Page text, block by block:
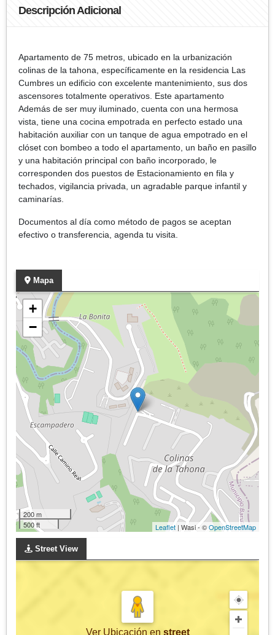
Descripción Adicional
Apartamento de 75 metros, ubicado en la urbanización
colinas de la tahona, específicamente en la residencia Las
Cumbres un edificio con excelente mantenimiento, sus dos
ascensores totalmente operativos. Este apartamento
Además de ser muy iluminado, cuenta con una hermosa
vista, tiene una cocina empotrada en perfecto estado una
habitación auxiliar con un tanque de agua empotrado en el
clóset con bombeo a todo el apartamento, un baño en pasillo
y una habitación principal con baño incorporado, le
corresponden dos puestos de Estacionamiento en fila y
techados, vigilancia privada, un agradable parque infantil y
caminarías.
Documentos al día como método de pagos se aceptan
efectivo o transferencia, agenda tu visita.
Mapa
+
−
200 m
500 ft
Leaflet | Wasi - ©OpenStreetMap
Street View
Ver Ubicación en street